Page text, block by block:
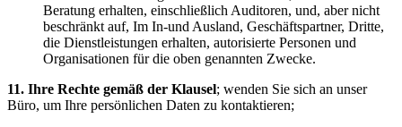
Beratung erhalten, einschließlich Auditoren, und, aber nicht
beschränkt auf, Im In-und Ausland, Geschäftspartner, Dritte,
die Dienstleistungen erhalten, autorisierte Personen und
Organisationen für die oben genannten Zwecke.
11. Ihre Rechte gemäß der Klausel; wenden Sie sich an unser
Büro, um Ihre persönlichen Daten zu kontaktieren;